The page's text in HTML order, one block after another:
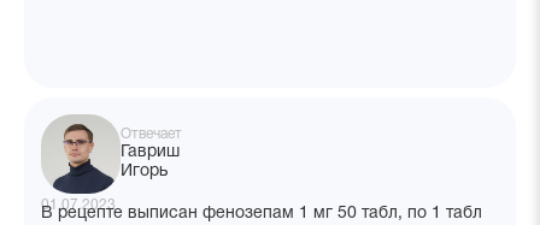
Отвечает
Гавриш
Игорь
01.07.2023
В рецепте выписан фенозепам 1 мг 50 табл, по 1 табл